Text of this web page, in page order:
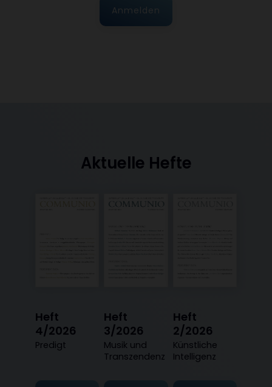
Anmelden
Aktuelle Hefte
Heft
4/2026
:
Predigt
Heft
3/2026
:
Musik und
Transzendenz
Heft
2/2026
:
Künstliche
Intelligenz